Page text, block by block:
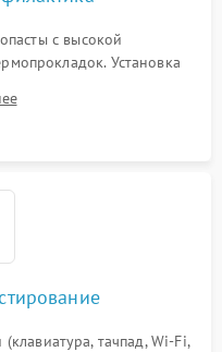
с высокой
Установка
Предварительная
тачпад, Wi-Fi,